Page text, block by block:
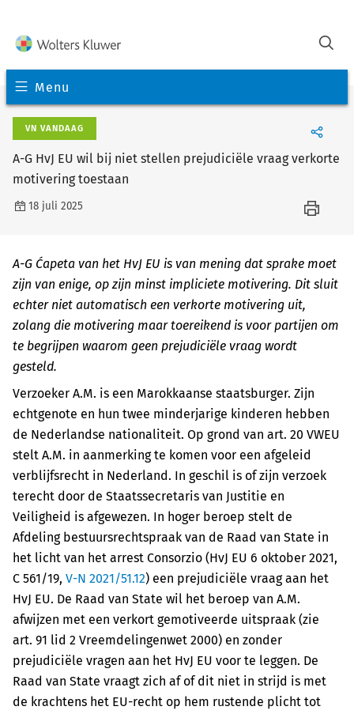
Menu
VN VANDAAG
A-G HvJ EU wil bij niet stellen prejudiciële vraag verkorte
motivering toestaan
18 juli 2025
A-G Ćapeta van het HvJ EU is van mening dat sprake moet
zijn van enige, op zijn minst impliciete motivering. Dit sluit
echter niet automatisch een verkorte motivering uit,
zolang die motivering maar toereikend is voor partijen om
te begrijpen waarom geen prejudiciële vraag wordt
gesteld.
Verzoeker A.M. is een Marokkaanse staatsburger. Zijn
echtgenote en hun twee minderjarige kinderen hebben
de Nederlandse nationaliteit. Op grond van art. 20 VWEU
stelt A.M. in aanmerking te komen voor een afgeleid
verblijfsrecht in Nederland. In geschil is of zijn verzoek
terecht door de Staatssecretaris van Justitie en
Veiligheid is afgewezen. In hoger beroep stelt de
Afdeling bestuursrechtspraak van de Raad van State in
het licht van het arrest Consorzio (HvJ EU 6 oktober 2021,
C 561/19, V-N 2021/51.12) een prejudiciële vraag aan het
HvJ EU. De Raad van State wil het beroep van A.M.
afwijzen met een verkort gemotiveerde uitspraak (zie
art. 91 lid 2 Vreemdelingenwet 2000) en zonder
prejudiciële vragen aan het HvJ EU voor te leggen. De
Raad van State vraagt zich af of dit niet in strijd is met
de krachtens het EU-recht op hem rustende plicht tot